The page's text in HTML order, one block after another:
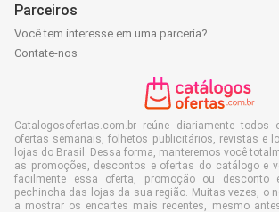
Parceiros
Você tem interesse em uma parceria?
Contate-nos
Catalogosofertas.com.br reúne diariamente
ofertas semanais, folhetos publicitários, revistas e
lojas do Brasil. Dessa forma, manteremos você
as promoções, descontos e ofertas do catálogo e
facilmente essa oferta, promoção ou desconto
pechincha das lojas da sua região. Muitas vezes, o
a mostrar os encartes mais recentes, mesmo